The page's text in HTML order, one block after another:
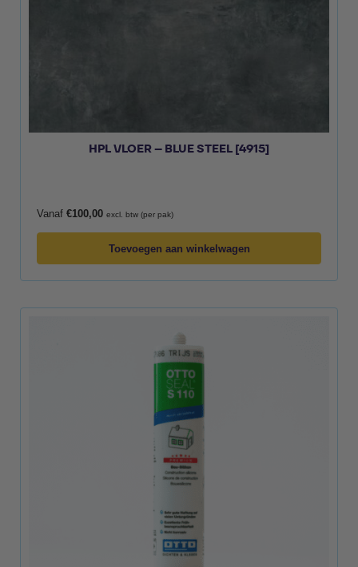
HPL VLOER – BLUE STEEL [4915]
Vanaf €100,00 excl. btw (per pak)
Toevoegen aan winkelwagen